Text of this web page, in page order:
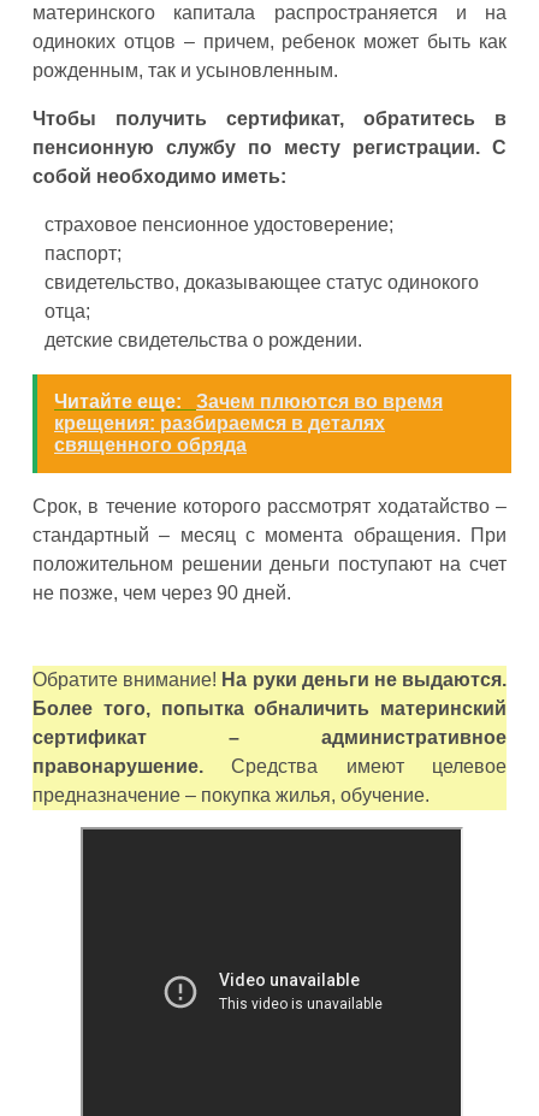
материнского капитала распространяется и на
одиноких отцов – причем, ребенок может быть как
рожденным, так и усыновленным.
Чтобы получить сертификат, обратитесь в
пенсионную службу по месту регистрации. С
собой необходимо иметь:
страховое пенсионное удостоверение;
паспорт;
свидетельство, доказывающее статус одинокого
отца;
детские свидетельства о рождении.
Читайте еще:
Зачем плюются во время
крещения: разбираемся в деталях
священного обряда
Срок, в течение которого рассмотрят ходатайство –
стандартный – месяц с момента обращения. При
положительном решении деньги поступают на счет
не позже, чем через 90 дней.
Обратите внимание! На руки деньги не выдаются.
Более того, попытка обналичить материнский
сертификат – административное
правонарушение. Средства имеют целевое
предназначение – покупка жилья, обучение.